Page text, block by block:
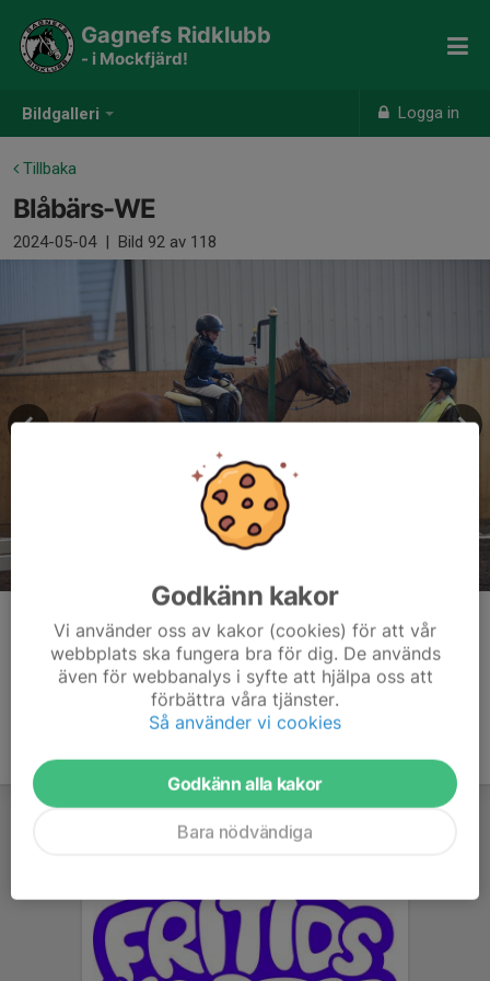
Bildgalleri Logga in
Gagnefs Ridklubb
- i Mockfjärd!
Tillbaka
Blåbärs-WE
2024-05-04 | Bild 92 av 118
Kommentarer
Godkänn kakor
Vi använder oss av kakor (cookies) för att vår
webbplats ska fungera bra för dig. De används
även för webbanalys i syfte att hjälpa oss att
förbättra våra tjänster.
Så använder vi cookies
Godkänn alla kakor
Bara nödvändiga